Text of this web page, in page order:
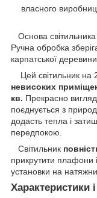
власного
Основа
Ручна обробка
карпатської
Цей світильник на
невисоких
кв. Прекрасно
поєднується з
додасть тепла і
передпокою.
Світильник
прикрутити плафони
установки на
Характеристики